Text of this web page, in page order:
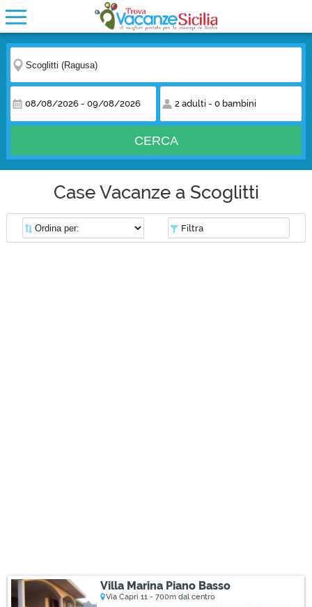
08/08/2026 - 09/08/2026 2 adulti - 0 bambini
CERCA
Case Vacanze a Scoglitti
Filtra
Villa Marina Piano Basso
Via Capri 11 - 700m dal centro